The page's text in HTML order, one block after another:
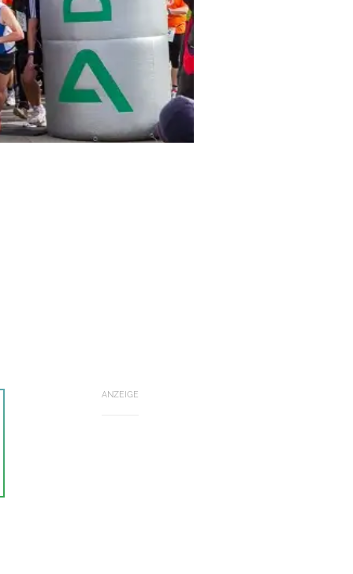
ANZEIGE